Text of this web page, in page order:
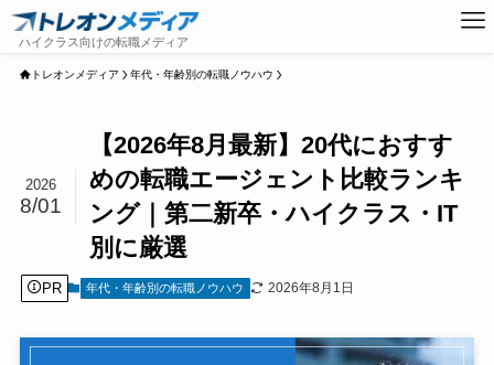
トレオンメディア 年代・年齢別の転職ノウハウ
【2026年8月最新】20代におすす
めの転職エージェント比較ランキ
ング｜第二新卒・ハイクラス・IT
別に厳選
2026
8/01
PR 年代・年齢別の転職ノウハウ 2026年8月1日